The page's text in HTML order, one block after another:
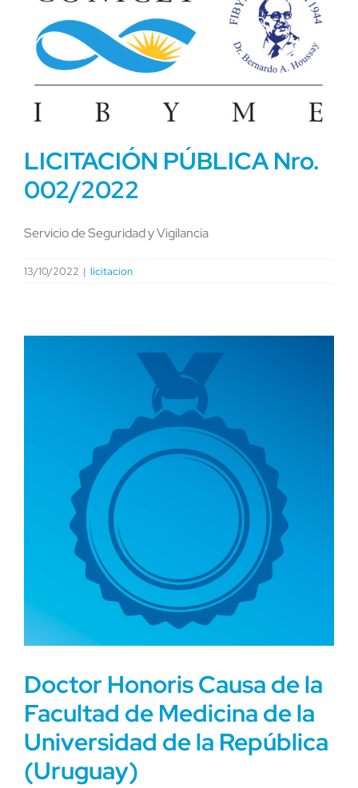
LICITACIÓN PÚBLICA Nro.
002/2022
Servicio de Seguridad y Vigilancia
13/10/2022 | licitacion
Doctor Honoris Causa de la
Facultad de Medicina de la
Universidad de la República
(Uruguay)